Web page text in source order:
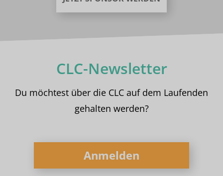
CLC-Newsletter
Du möchtest über die CLC auf dem Laufenden
gehalten werden?
Anmelden